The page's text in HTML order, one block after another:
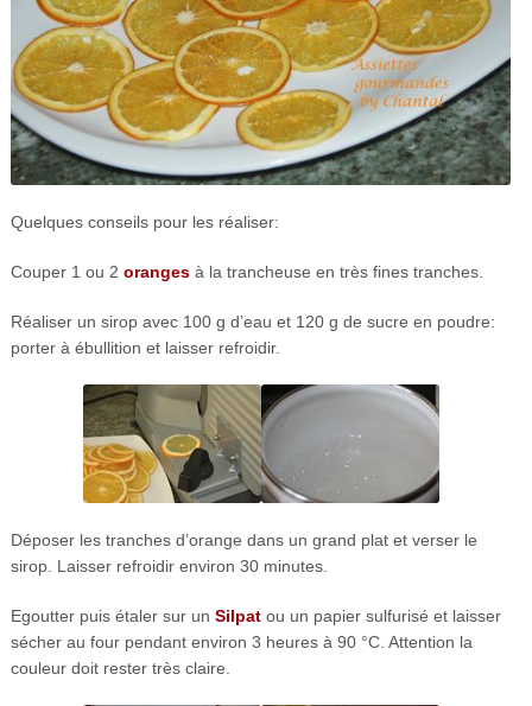
Quelques conseils pour les réaliser:
Couper 1 ou 2 orangesà la trancheuse en très fines tranches.
Réaliser un sirop avec 100 g d’eau et 120 g de sucre en poudre:
porter à ébullition et laisser refroidir.
Déposer les tranches d’orange dans un grand plat et verser le
sirop. Laisser refroidir environ 30 minutes.
Egoutter puis étaler sur un Silpatou un papier sulfurisé et laisser
sécher au four pendant environ 3 heures à 90 °C. Attention la
couleur doit rester très claire.